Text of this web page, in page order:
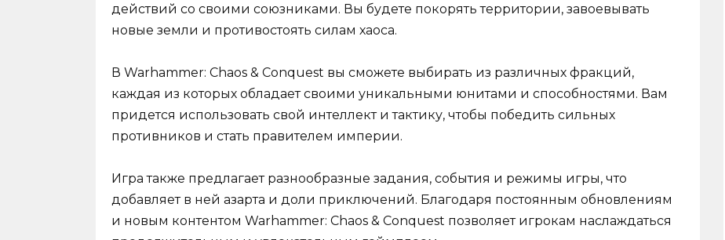
действий со своими союзниками. Вы будете покорять территории, завоевывать
новые земли и противостоять силам хаоса.
В Warhammer: Chaos & Conquest вы сможете выбирать из различных фракций,
каждая из которых обладает своими уникальными юнитами и способностями. Вам
придется использовать свой интеллект и тактику, чтобы победить сильных
противников и стать правителем империи.
Игра также предлагает разнообразные задания, события и режимы игры, что
добавляет в ней азарта и доли приключений. Благодаря постоянным обновлениям
и новым контентом Warhammer: Chaos & Conquest позволяет игрокам наслаждаться